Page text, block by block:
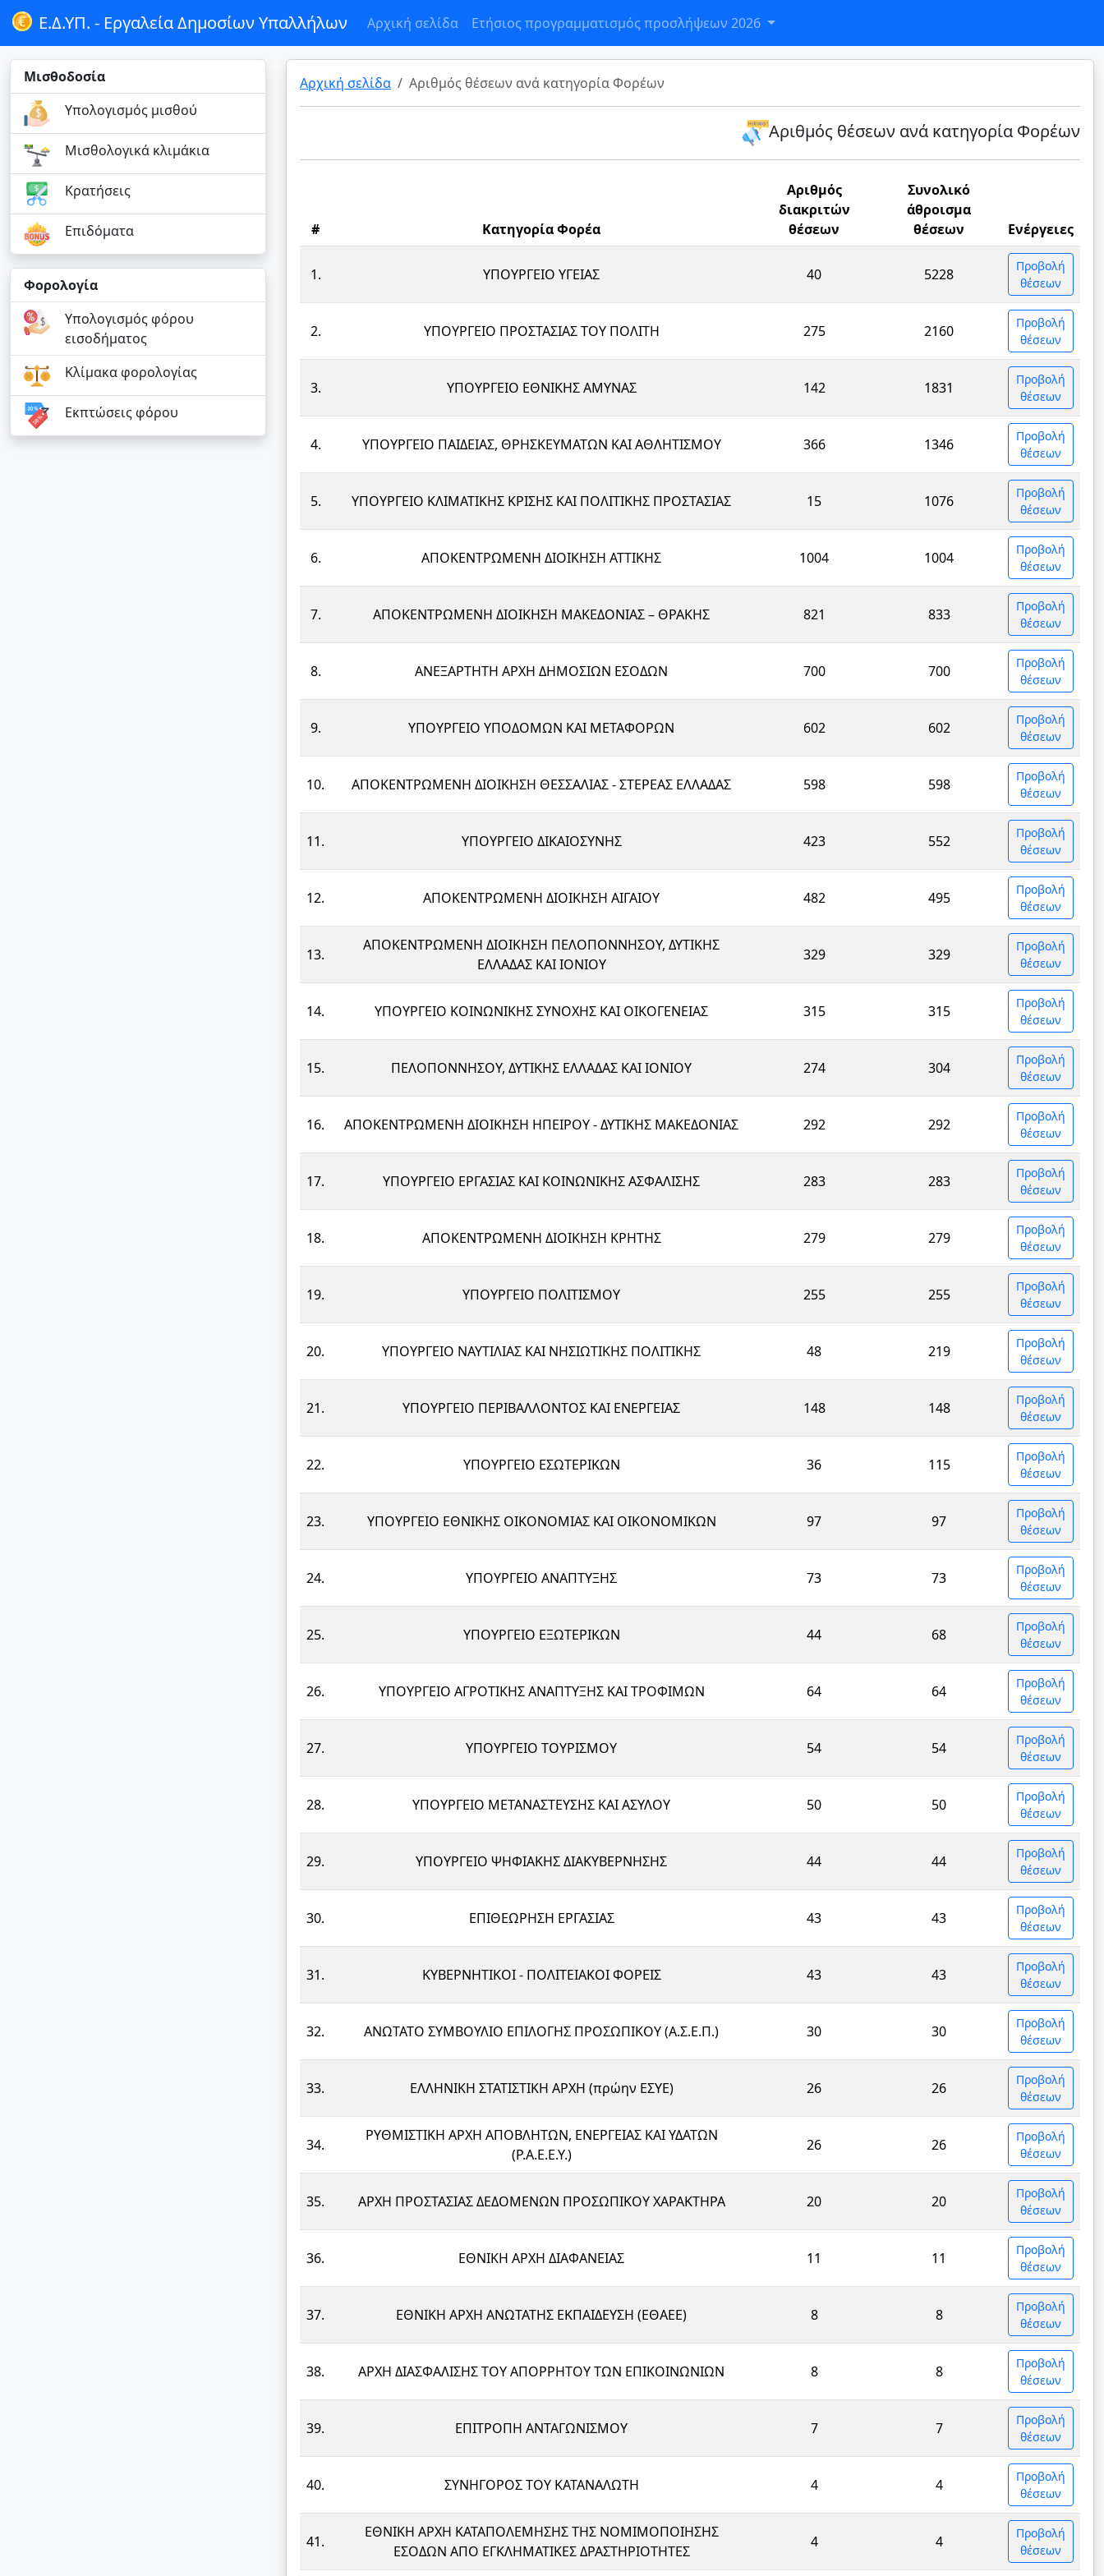
Ε.Δ.ΥΠ. - Εργαλεία Δημοσίων Υπαλλήλων Αρχική σελίδα Ετήσιος προγραμματισμός προσλήψεων 2026
Μισθοδοσία
Υπολογισμός μισθού
Μισθολογικά κλιμάκια
Κρατήσεις
Επιδόματα
Φορολογία
Υπολογισμός φόρου
εισοδήματος
Κλίμακα φορολογίας
Εκπτώσεις φόρου
Αρχική σελίδα Αριθμός θέσεων ανά κατηγορία Φορέων
Αριθμός θέσεων ανά κατηγορία Φορέων
# Κατηγορία Φορέα
Αριθμός
διακριτών
θέσεων
Συνολικό
άθροισμα
θέσεων
Ενέργειες
1. ΥΠΟΥΡΓΕΙΟ ΥΓΕΙΑΣ 40 5228
Προβολή
θέσεων
2. ΥΠΟΥΡΓΕΙΟ ΠΡΟΣΤΑΣΙΑΣ ΤΟΥ ΠΟΛΙΤΗ 275 2160
Προβολή
θέσεων
3. ΥΠΟΥΡΓΕΙΟ ΕΘΝΙΚΗΣ ΑΜΥΝΑΣ 142 1831
Προβολή
θέσεων
4. ΥΠΟΥΡΓΕΙΟ ΠΑΙΔΕΙΑΣ, ΘΡΗΣΚΕΥΜΑΤΩΝ ΚΑΙ ΑΘΛΗΤΙΣΜΟΥ 366 1346
Προβολή
θέσεων
5. ΥΠΟΥΡΓΕΙΟ ΚΛΙΜΑΤΙΚΗΣ ΚΡΙΣΗΣ ΚΑΙ ΠΟΛΙΤΙΚΗΣ ΠΡΟΣΤΑΣΙΑΣ 15 1076
Προβολή
θέσεων
6. ΑΠΟΚΕΝΤΡΩΜΕΝΗ ΔΙΟΙΚΗΣΗ ΑΤΤΙΚΗΣ 1004 1004
Προβολή
θέσεων
7. ΑΠΟΚΕΝΤΡΩΜΕΝΗ ΔΙΟΙΚΗΣΗ ΜΑΚΕΔΟΝΙΑΣ – ΘΡΑΚΗΣ 821 833
Προβολή
θέσεων
8. ΑΝΕΞΑΡΤΗΤΗ ΑΡΧΗ ΔΗΜΟΣΙΩΝ ΕΣΟΔΩΝ 700 700
Προβολή
θέσεων
9. ΥΠΟΥΡΓΕΙΟ ΥΠΟΔΟΜΩΝ ΚΑΙ ΜΕΤΑΦΟΡΩΝ 602 602
Προβολή
θέσεων
10. ΑΠΟΚΕΝΤΡΩΜΕΝΗ ΔΙΟΙΚΗΣΗ ΘΕΣΣΑΛΙΑΣ - ΣΤΕΡΕΑΣ ΕΛΛΑΔΑΣ 598 598
Προβολή
θέσεων
11. ΥΠΟΥΡΓΕΙΟ ΔΙΚΑΙΟΣΥΝΗΣ 423 552
Προβολή
θέσεων
12. ΑΠΟΚΕΝΤΡΩΜΕΝΗ ΔΙΟΙΚΗΣΗ ΑΙΓΑΙΟΥ 482 495
Προβολή
θέσεων
13.
ΑΠΟΚΕΝΤΡΩΜΕΝΗ ΔΙΟΙΚΗΣΗ ΠΕΛΟΠΟΝΝΗΣΟΥ, ΔΥΤΙΚΗΣ
ΕΛΛΑΔΑΣ ΚΑΙ ΙΟΝΙΟΥ
329 329
Προβολή
θέσεων
14. ΥΠΟΥΡΓΕΙΟ ΚΟΙΝΩΝΙΚΗΣ ΣΥΝΟΧΗΣ ΚΑΙ ΟΙΚΟΓΕΝΕΙΑΣ 315 315
Προβολή
θέσεων
15. ΠΕΛΟΠΟΝΝΗΣΟΥ, ΔΥΤΙΚΗΣ ΕΛΛΑΔΑΣ ΚΑΙ ΙΟΝΙΟΥ 274 304
Προβολή
θέσεων
16. ΑΠΟΚΕΝΤΡΩΜΕΝΗ ΔΙΟΙΚΗΣΗ ΗΠΕΙΡΟΥ - ΔΥΤΙΚΗΣ ΜΑΚΕΔΟΝΙΑΣ 292 292
Προβολή
θέσεων
17. ΥΠΟΥΡΓΕΙΟ ΕΡΓΑΣΙΑΣ ΚΑΙ ΚΟΙΝΩΝΙΚΗΣ ΑΣΦΑΛΙΣΗΣ 283 283
Προβολή
θέσεων
18. ΑΠΟΚΕΝΤΡΩΜΕΝΗ ΔΙΟΙΚΗΣΗ ΚΡΗΤΗΣ 279 279
Προβολή
θέσεων
19. ΥΠΟΥΡΓΕΙΟ ΠΟΛΙΤΙΣΜΟΥ 255 255
Προβολή
θέσεων
20. ΥΠΟΥΡΓΕΙΟ ΝΑΥΤΙΛΙΑΣ ΚΑΙ ΝΗΣΙΩΤΙΚΗΣ ΠΟΛΙΤΙΚΗΣ 48 219
Προβολή
θέσεων
21. ΥΠΟΥΡΓΕΙΟ ΠΕΡΙΒΑΛΛΟΝΤΟΣ ΚΑΙ ΕΝΕΡΓΕΙΑΣ 148 148
Προβολή
θέσεων
22. ΥΠΟΥΡΓΕΙΟ ΕΣΩΤΕΡΙΚΩΝ 36 115
Προβολή
θέσεων
23. ΥΠΟΥΡΓΕΙΟ ΕΘΝΙΚΗΣ ΟΙΚΟΝΟΜΙΑΣ ΚΑΙ ΟΙΚΟΝΟΜΙΚΩΝ 97 97
Προβολή
θέσεων
24. ΥΠΟΥΡΓΕΙΟ ΑΝΑΠΤΥΞΗΣ 73 73
Προβολή
θέσεων
25. ΥΠΟΥΡΓΕΙΟ ΕΞΩΤΕΡΙΚΩΝ 44 68
Προβολή
θέσεων
26. ΥΠΟΥΡΓΕΙΟ ΑΓΡΟΤΙΚΗΣ ΑΝΑΠΤΥΞΗΣ ΚΑΙ ΤΡΟΦΙΜΩΝ 64 64
Προβολή
θέσεων
27. ΥΠΟΥΡΓΕΙΟ ΤΟΥΡΙΣΜΟΥ 54 54
Προβολή
θέσεων
28. ΥΠΟΥΡΓΕΙΟ ΜΕΤΑΝΑΣΤΕΥΣΗΣ ΚΑΙ ΑΣΥΛΟΥ 50 50
Προβολή
θέσεων
29. ΥΠΟΥΡΓΕΙΟ ΨΗΦΙΑΚΗΣ ΔΙΑΚΥΒΕΡΝΗΣΗΣ 44 44
Προβολή
θέσεων
30. ΕΠΙΘΕΩΡΗΣΗ ΕΡΓΑΣΙΑΣ 43 43
Προβολή
θέσεων
31. ΚΥΒΕΡΝΗΤΙΚΟΙ - ΠΟΛΙΤΕΙΑΚΟΙ ΦΟΡΕΙΣ 43 43
Προβολή
θέσεων
32. ΑΝΩΤΑΤΟ ΣΥΜΒΟΥΛΙΟ ΕΠΙΛΟΓΗΣ ΠΡΟΣΩΠΙΚΟΥ (Α.Σ.Ε.Π.) 30 30
Προβολή
θέσεων
33. ΕΛΛΗΝΙΚΗ ΣΤΑΤΙΣΤΙΚΗ ΑΡΧΗ (πρώην ΕΣΥΕ) 26 26
Προβολή
θέσεων
34.
ΡΥΘΜΙΣΤΙΚΗ ΑΡΧΗ ΑΠΟΒΛΗΤΩΝ, ΕΝΕΡΓΕΙΑΣ ΚΑΙ ΥΔΑΤΩΝ
(Ρ.Α.Ε.Ε.Υ.)
26 26
Προβολή
θέσεων
35. ΑΡΧΗ ΠΡΟΣΤΑΣΙΑΣ ΔΕΔΟΜΕΝΩΝ ΠΡΟΣΩΠΙΚΟΥ ΧΑΡΑΚΤΗΡΑ 20 20
Προβολή
θέσεων
36. ΕΘΝΙΚΗ ΑΡΧΗ ΔΙΑΦΑΝΕΙΑΣ 11 11
Προβολή
θέσεων
37. ΕΘΝΙΚΗ ΑΡΧΗ ΑΝΩΤΑΤΗΣ ΕΚΠΑΙΔΕΥΣΗ (ΕΘΑΕΕ) 8 8
Προβολή
θέσεων
38. ΑΡΧΗ ΔΙΑΣΦΑΛΙΣΗΣ ΤΟΥ ΑΠΟΡΡΗΤΟΥ ΤΩΝ ΕΠΙΚΟΙΝΩΝΙΩΝ 8 8
Προβολή
θέσεων
39. ΕΠΙΤΡΟΠΗ ΑΝΤΑΓΩΝΙΣΜΟΥ 7 7
Προβολή
θέσεων
40. ΣΥΝΗΓΟΡΟΣ ΤΟΥ ΚΑΤΑΝΑΛΩΤΗ 4 4
Προβολή
θέσεων
41.
ΕΘΝΙΚΗ ΑΡΧΗ ΚΑΤΑΠΟΛΕΜΗΣΗΣ ΤΗΣ ΝΟΜΙΜΟΠΟΙΗΣΗΣ
ΕΣΟΔΩΝ ΑΠΟ ΕΓΚΛΗΜΑΤΙΚΕΣ ΔΡΑΣΤΗΡΙΟΤΗΤΕΣ
4 4
Προβολή
θέσεων